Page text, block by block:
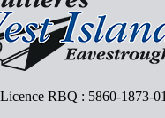
Licence RBQ : 5860-1873-01